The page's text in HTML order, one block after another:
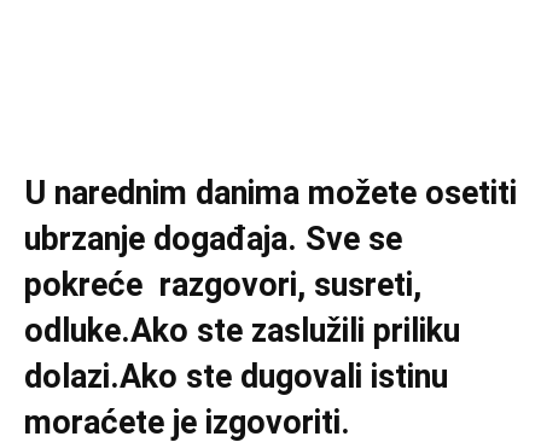
U narednim danima možete osetiti
ubrzanje događaja. Sve se
pokreće razgovori, susreti,
odluke.Ako ste zaslužili priliku
dolazi.Ako ste dugovali istinu
moraćete je izgovoriti.